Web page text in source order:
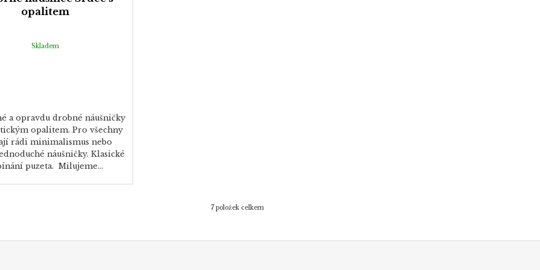
opalitem
Skladem
a opravdu drobné náušničky
opalitem. Pro všechny
rádi minimalismus nebo
náušničky. Klasické
puzeta. Milujeme...
O
l
7položek celkem